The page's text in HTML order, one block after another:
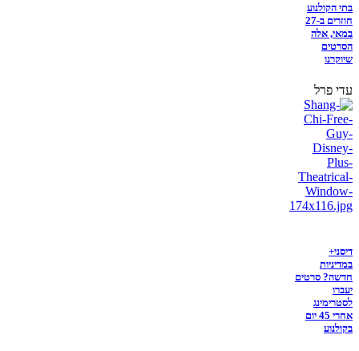
בתי הקולנוע
חוזרים ב-27
במאי, אלה
הסרטים
שיוקרנו
עדי פרל
דיסני+
במדיניות
חדשה? סרטים
יעברו
לסטרימינג
אחרי 45 יום
בקולנוע